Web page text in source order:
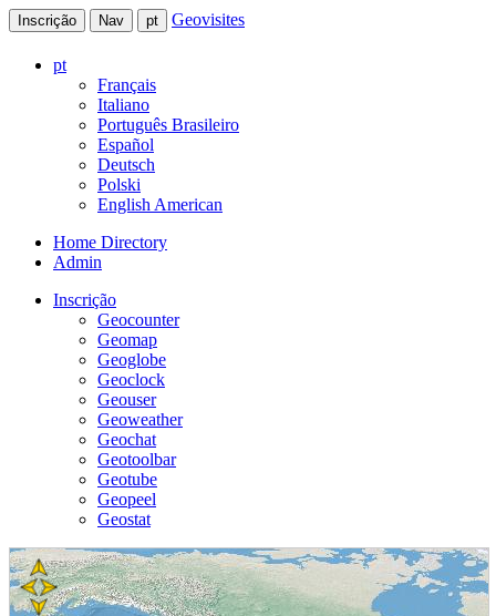
Inscrição Nav pt Geovisites
pt
Français
Italiano
Português Brasileiro
Español
Deutsch
Polski
English American
Home Directory
Admin
Inscrição
Geocounter
Geomap
Geoglobe
Geoclock
Geouser
Geoweather
Geochat
Geotoolbar
Geotube
Geopeel
Geostat